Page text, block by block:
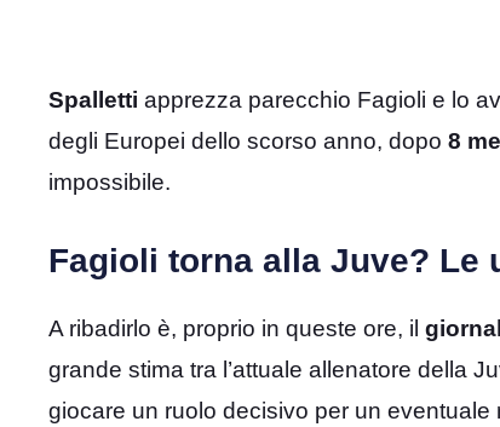
Spalletti apprezza parecchio Fagioli e lo
degli Europei dello scorso anno, dopo 8
impossibile.
Fagioli torna alla Juve? Le
A ribadirlo è, proprio in queste ore, il
grande stima tra l’attuale allenatore della
giocare un ruolo decisivo per un eventuale